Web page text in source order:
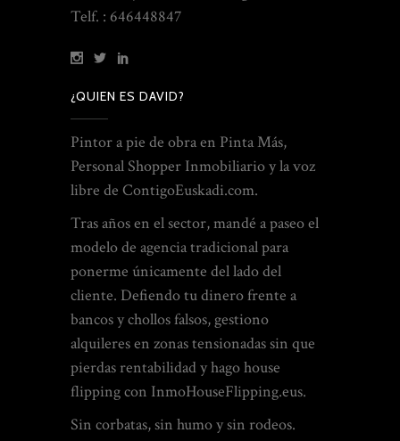
Telf. : 646448847
¿QUIEN ES DAVID?
Pintor a pie de obra en Pinta Más,
Personal Shopper Inmobiliario y la voz
libre de ContigoEuskadi.com.
Tras años en el sector, mandé a paseo el
modelo de agencia tradicional para
ponerme únicamente del lado del
cliente. Defiendo tu dinero frente a
bancos y chollos falsos, gestiono
alquileres en zonas tensionadas sin que
pierdas rentabilidad y hago house
flipping con InmoHouseFlipping.eus.
Sin corbatas, sin humo y sin rodeos.